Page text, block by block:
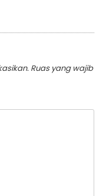
Ruas yang wajib